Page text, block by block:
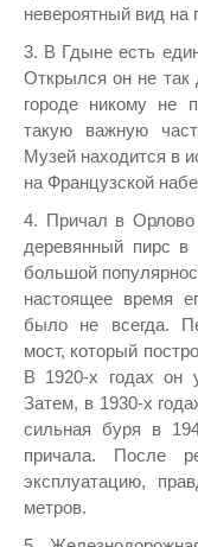
невероятный вид на
3. В Гдыне есть
Открылся он не так
городе никому не
такую важную
Музей находится в
на Французской
4. Причал в
деревянный пирс в
большой
настоящее время
было не всегда.
мост, который
В 1920-х годах он
Затем, в 1930-х
сильная буря в
причала. После
эксплуатацию,
метров.